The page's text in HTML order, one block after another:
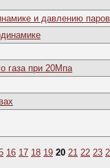
и давлению паров
газа при 20Мпа
16 17 18 19 20 21 22 23